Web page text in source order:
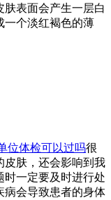
表面会产生一层白
一个淡红褐色的薄
位体检可以过吗很
皮肤，还会影响到我
时一定要及时进行处
病会导致患者的身体